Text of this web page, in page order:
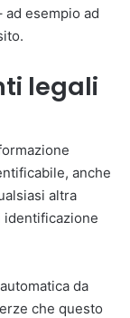
esempio ad
legali
anche
altra
identificazione
da
che questo